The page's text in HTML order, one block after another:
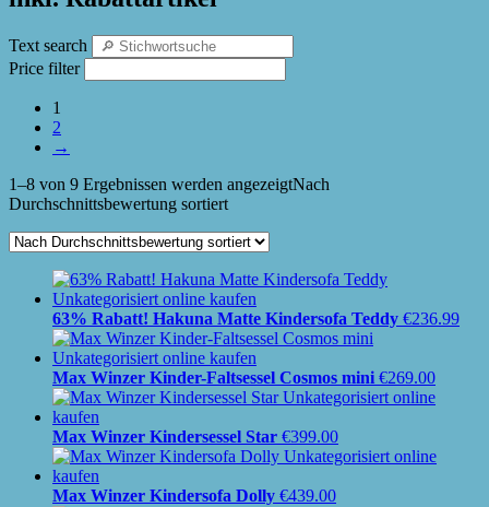
Text search
Price filter
1
2
→
1–8 von 9 Ergebnissen werden angezeigtNach
Durchschnittsbewertung sortiert
63% Rabatt! Hakuna Matte Kindersofa Teddy €236.99
Max Winzer Kinder-Faltsessel Cosmos mini €269.00
Max Winzer Kindersessel Star €399.00
Max Winzer Kindersofa Dolly €439.00